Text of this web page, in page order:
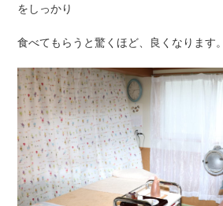
をしっかり
食べてもらうと驚くほど、良くなります。